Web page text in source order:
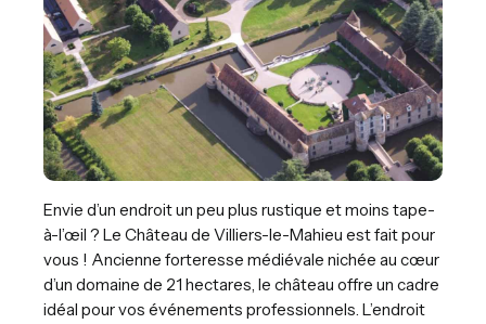
Envie d’un endroit un peu plus rustique et moins tape-
à-l’œil ? Le Château de Villiers-le-Mahieu est fait pour
vous ! Ancienne forteresse médiévale nichée au cœur
d’un domaine de 21 hectares, le château offre un cadre
idéal pour vos événements professionnels. L’endroit